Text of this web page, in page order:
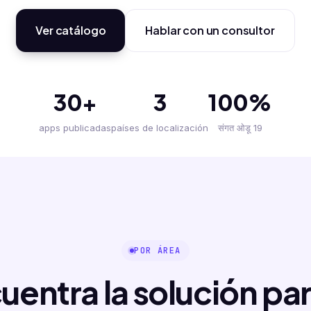
Ver catálogo Hablar con un consultor
30+
apps publicadas
3
países de localización
100%
संगत ओडू 19
POR ÁREA
la solución